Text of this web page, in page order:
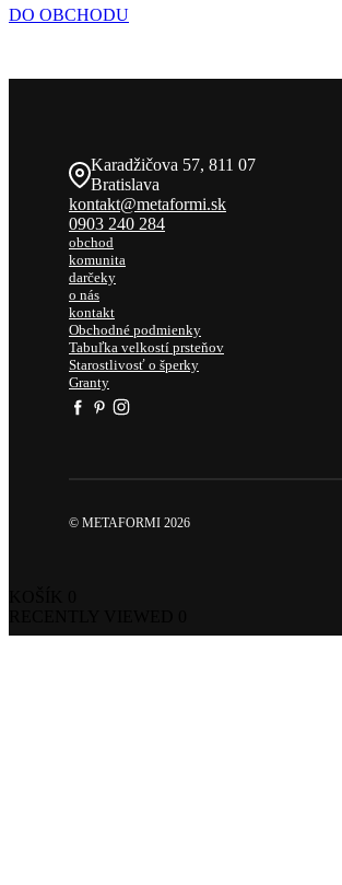
DO OBCHODU
Navigácia v článku
Patrícia Koyšová – Metaformi talks
Next Post Next post:
Ako vybrať šperky na svadbu
Karadžičova 57, 811 07
Bratislava
kontakt@metaformi.sk
0903 240 284
obchod
komunita
darčeky
o nás
kontakt
Obchodné podmienky
Tabuľka velkostí prsteňov
Starostlivosť o šperky
Granty
© METAFORMI 2026